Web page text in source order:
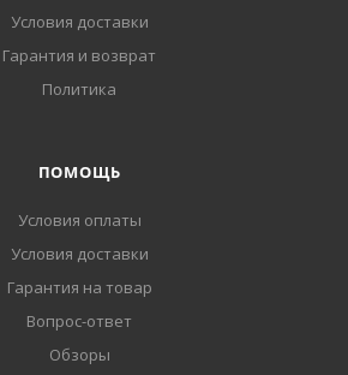
Условия доставки
Гарантия и возврат
Политика
ПОМОЩЬ
Условия оплаты
Условия доставки
Гарантия на товар
Вопрос-ответ
Обзоры